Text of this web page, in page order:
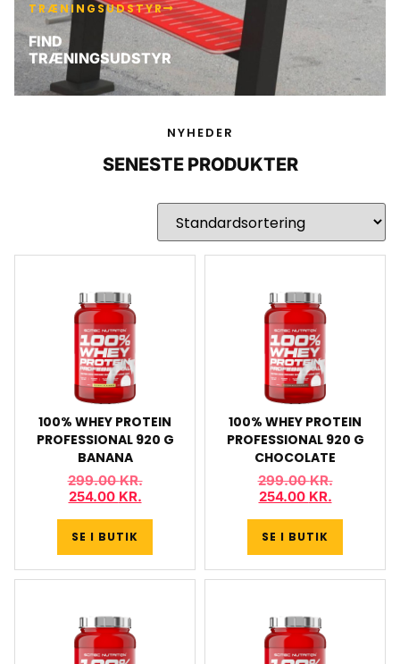
TRÆNINGSUDSTYR
FIND
TRÆNINGSUDSTYR
NYHEDER
SENESTE PRODUKTER
100% WHEY PROTEIN
PROFESSIONAL 920 G
BANANA
299.00KR.
254.00 KR.
SE I BUTIK
100% WHEY PROTEIN
PROFESSIONAL 920 G
CHOCOLATE
299.00KR.
254.00 KR.
SE I BUTIK